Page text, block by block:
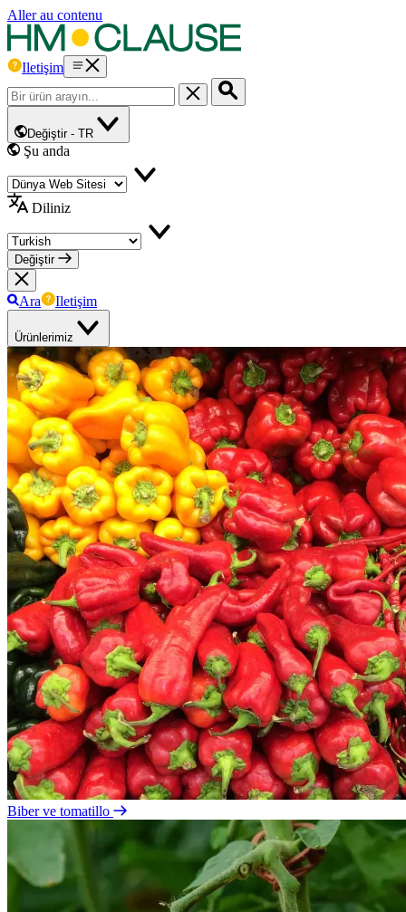
Aller au contenu
Iletişim
Değiştir - TR
Şu anda
Diliniz
Değiştir
Ara Iletişim
Ürünlerimiz
Biber ve tomatillo